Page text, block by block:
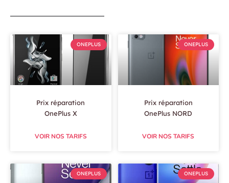
ONEPLUS
Prix réparation
OnePlus X
VOIR NOS TARIFS
ONEPLUS
Prix réparation
OnePlus NORD
VOIR NOS TARIFS
ONEPLUS ONEPLUS